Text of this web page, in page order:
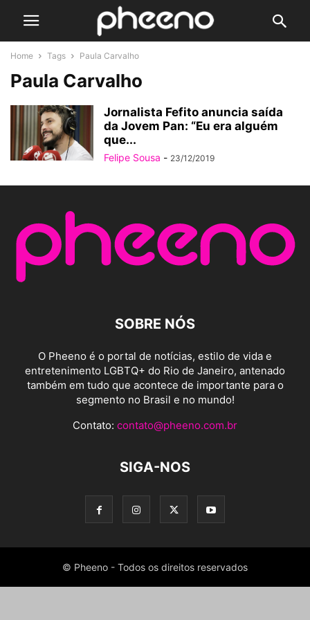
Home Tags Paula Carvalho
Paula Carvalho
Jornalista Fefito anuncia saída
da Jovem Pan: “Eu era alguém
que...
Felipe Sousa - 23/12/2019
SOBRE NÓS
O Pheeno é o portal de notícias, estilo de vida e
entretenimento LGBTQ+ do Rio de Janeiro, antenado
também em tudo que acontece de importante para o
segmento no Brasil e no mundo!
Contato: contato@pheeno.com.br
SIGA-NOS
© Pheeno - Todos os direitos reservados